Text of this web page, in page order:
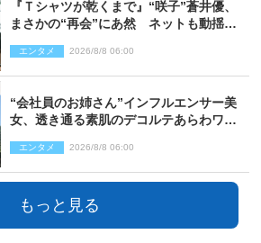
『Ｔシャツが乾くまで』“咲子”蒼井優、
まさかの“再会”にあ然 ネットも動揺
レあり）
エンタメ 2026/8/8 06:00
“会社員のお姉さん”インフルエンサー美
女、透き通る素肌のデコルテあらわワン
エンタメ 2026/8/8 06:00
もっと見る